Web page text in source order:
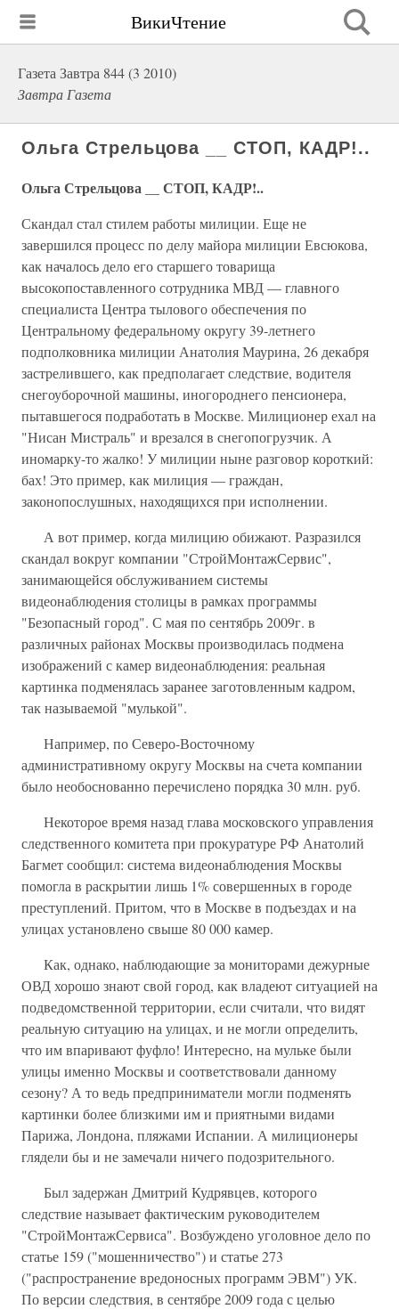
ВикиЧтение
Газета Завтра 844 (3 2010)
Завтра Газета
Ольга Стрельцова __ СТОП, КАДР!..
Ольга Стрельцова __ СТОП, КАДР!..
Скандал стал стилем работы милиции. Еще не
завершился процесс по делу майора милиции Евсюкова,
как началось дело его старшего товарища
высокопоставленного сотрудника МВД — главного
специалиста Центра тылового обеспечения по
Центральному федеральному округу 39-летнего
подполковника милиции Анатолия Маурина, 26 декабря
застрелившего, как предполагает следствие, водителя
снегоуборочной машины, иногороднего пенсионера,
пытавшегося подработать в Москве. Милиционер ехал на
"Нисан Мистраль" и врезался в снегопогрузчик. А
иномарку-то жалко! У милиции ныне разговор короткий:
бах! Это пример, как милиция — граждан,
законопослушных, находящихся при исполнении.
А вот пример, когда милицию обижают. Разразился
скандал вокруг компании "СтройМонтажСервис",
занимающейся обслуживанием системы
видеонаблюдения столицы в рамках программы
"Безопасный город". С мая по сентябрь 2009г. в
различных районах Москвы производилась подмена
изображений с камер видеонаблюдения: реальная
картинка подменялась заранее заготовленным кадром,
так называемой "мулькой".
Например, по Северо-Восточному
административному округу Москвы на счета компании
было необоснованно перечислено порядка 30 млн. руб.
Некоторое время назад глава московского управления
следственного комитета при прокуратуре РФ Анатолий
Багмет сообщил: система видеонаблюдения Москвы
помогла в раскрытии лишь 1% совершенных в городе
преступлений. Притом, что в Москве в подъездах и на
улицах установлено свыше 80 000 камер.
Как, однако, наблюдающие за мониторами дежурные
ОВД хорошо знают свой город, как владеют ситуацией на
подведомственной территории, если считали, что видят
реальную ситуацию на улицах, и не могли определить,
что им впаривают фуфло! Интересно, на мульке были
улицы именно Москвы и соответствовали данному
сезону? А то ведь предприниматели могли подменять
картинки более близкими им и приятными видами
Парижа, Лондона, пляжами Испании. А милиционеры
глядели бы и не замечали ничего подозрительного.
Был задержан Дмитрий Кудрявцев, которого
следствие называет фактическим руководителем
"СтройМонтажСервиса". Возбуждено уголовное дело по
статье 159 ("мошенничество") и статье 273
("распространение вредоносных программ ЭВМ") УК.
По версии следствия, в сентябре 2009 года с целью